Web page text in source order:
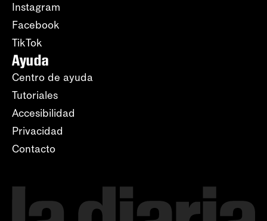
Instagram
Facebook
TikTok
Ayuda
Centro de ayuda
Tutoriales
Accesibilidad
Privacidad
Contacto